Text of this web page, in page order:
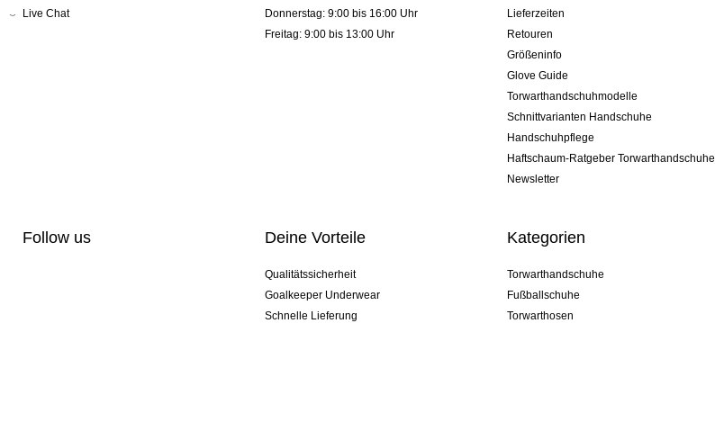
Live Chat
Donnerstag: 9:00 bis 16:00 Uhr
Freitag: 9:00 bis 13:00 Uhr
Lieferzeiten
Retouren
Größeninfo
Glove Guide
Torwarthandschuhmodelle
Schnittvarianten Handschuhe
Handschuhpflege
Haftschaum-Ratgeber Torwarthandschuhe
Newsletter
Follow us Deine Vorteile
Qualitätssicherheit
Goalkeeper Underwear
Schnelle Lieferung
Kategorien
Torwarthandschuhe
Fußballschuhe
Torwarthosen